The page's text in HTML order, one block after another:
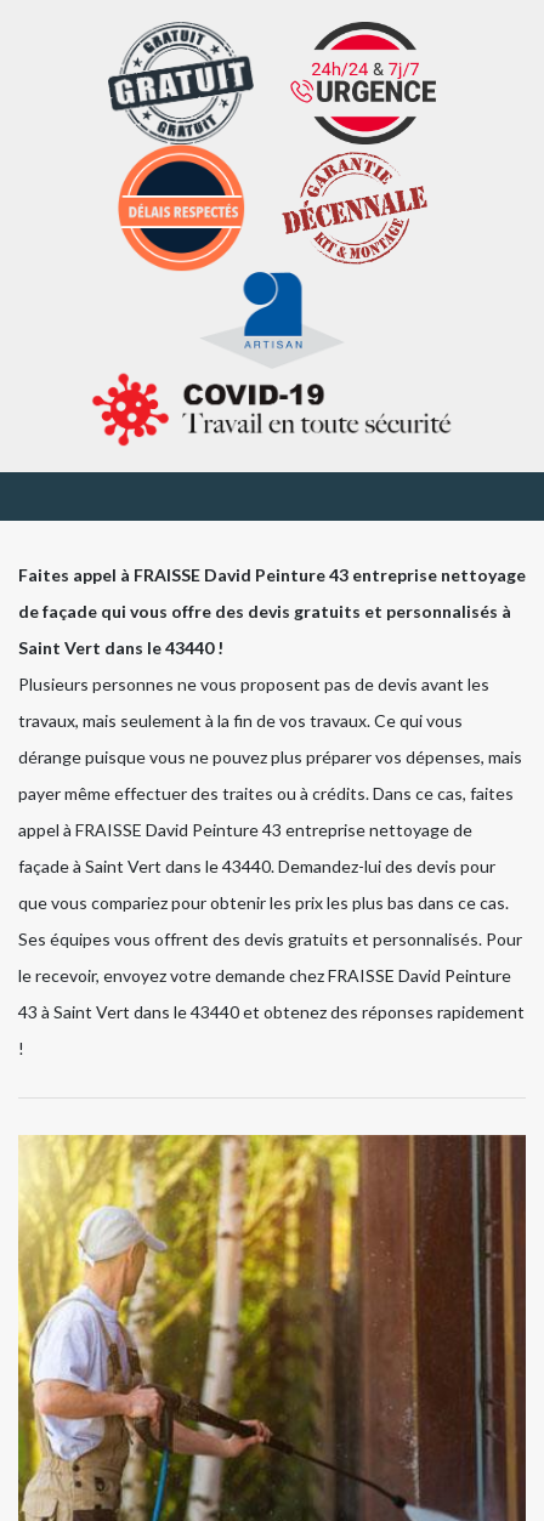
Faites appel à FRAISSE David Peinture 43 entreprise nettoyage
de façade qui vous offre des devis gratuits et personnalisés à
Saint Vert dans le 43440 !
Plusieurs personnes ne vous proposent pas de devis avant les
travaux, mais seulement à la fin de vos travaux. Ce qui vous
dérange puisque vous ne pouvez plus préparer vos dépenses, mais
payer même effectuer des traites ou à crédits. Dans ce cas, faites
appel à FRAISSE David Peinture 43 entreprise nettoyage de
façade à Saint Vert dans le 43440. Demandez-lui des devis pour
que vous compariez pour obtenir les prix les plus bas dans ce cas.
Ses équipes vous offrent des devis gratuits et personnalisés. Pour
le recevoir, envoyez votre demande chez FRAISSE David Peinture
43 à Saint Vert dans le 43440 et obtenez des réponses rapidement
!